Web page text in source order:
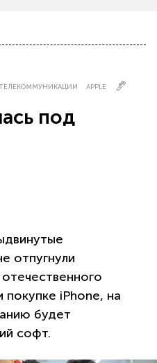
APPLE
под
отпугнули
покупке iPhone, на
будет
софт.